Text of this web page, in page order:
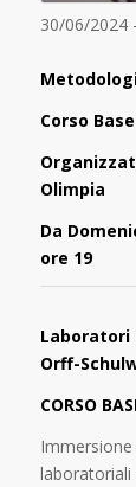
30/06/2024
Corso
Olimpia
Da
ore 19
Orff-
CORSO
laboratoriali